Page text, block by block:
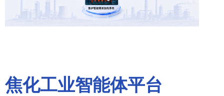
焦化工业智能体平台